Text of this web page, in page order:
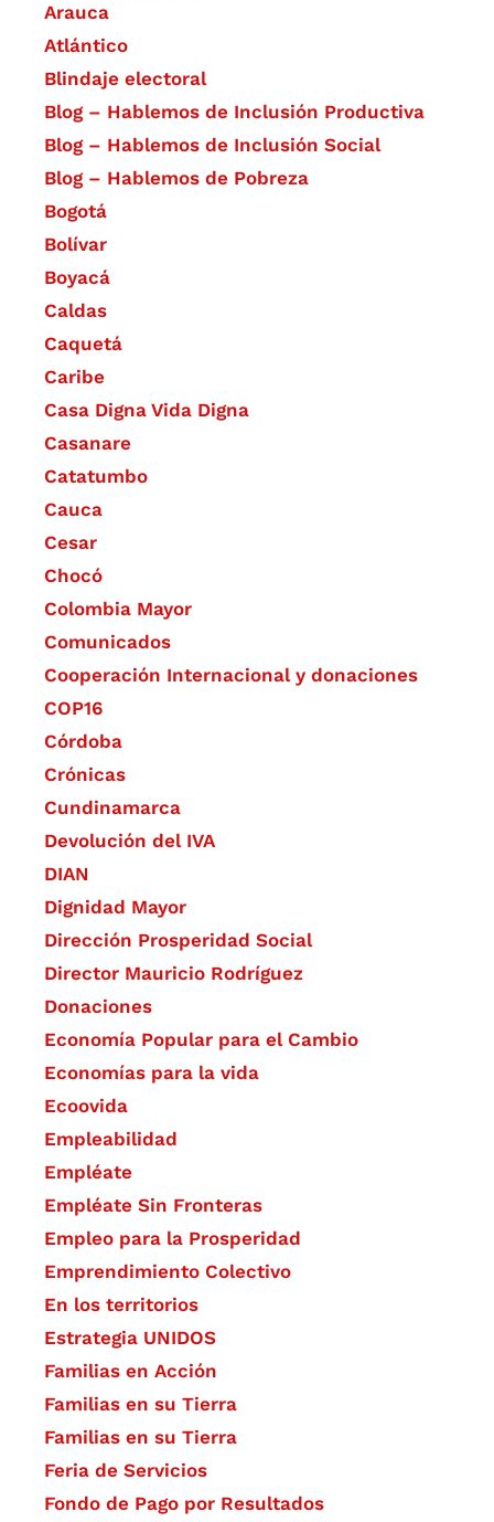
Arauca
Atlántico
Blindaje electoral
Blog – Hablemos de Inclusión Productiva
Blog – Hablemos de Inclusión Social
Blog – Hablemos de Pobreza
Bogotá
Bolívar
Boyacá
Caldas
Caquetá
Caribe
Casa Digna Vida Digna
Casanare
Catatumbo
Cauca
Cesar
Chocó
Colombia Mayor
Comunicados
Cooperación Internacional y donaciones
COP16
Córdoba
Crónicas
Cundinamarca
Devolución del IVA
DIAN
Dignidad Mayor
Dirección Prosperidad Social
Director Mauricio Rodríguez
Donaciones
Economía Popular para el Cambio
Economías para la vida
Ecoovida
Empleabilidad
Empléate
Empléate Sin Fronteras
Empleo para la Prosperidad
Emprendimiento Colectivo
En los territorios
Estrategia UNIDOS
Familias en Acción
Familias en su Tierra
Familias en su Tierra
Feria de Servicios
Fondo de Pago por Resultados